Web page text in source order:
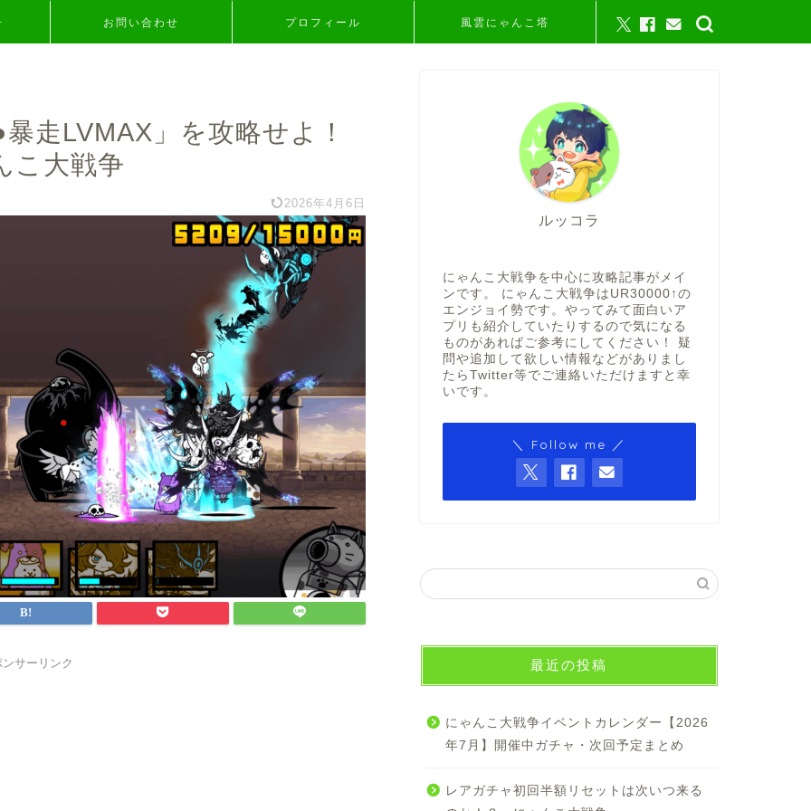
お問い合わせ プロフィール 風雲にゃんこ塔
走LVMAX」を攻略せよ！
こ大戦争
2026年4月6日
サーリンク
ルッコラ
にゃんこ大戦争を中心に攻略記事がメイ
ンです。 にゃんこ大戦争はUR30000↑の
エンジョイ勢です。やってみて面白いア
プリも紹介していたりするので気になる
ものがあればご参考にしてください！ 疑
問や追加して欲しい情報などがありまし
たらTwitter等でご連絡いただけますと幸
いです。
＼ Follow me ／
最近の投稿
にゃんこ大戦争イベントカレンダー【2026
年7月】開催中ガチャ・次回予定まとめ
レアガチャ初回半額リセットは次いつ来る